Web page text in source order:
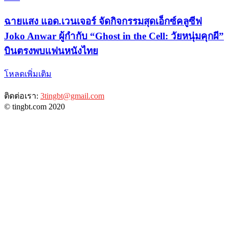
ฉายแสง แอด.เวนเจอร์ จัดกิจกรรมสุดเอ็กซ์คลูซีฟ
Joko Anwar ผู้กำกับ “Ghost in the Cell: วัยหนุ่มคุกผี”
บินตรงพบแฟนหนังไทย
โหลดเพิ่มเติม
ติดต่อเรา: 3tingbt@gmail.com
© tingbt.com 2020